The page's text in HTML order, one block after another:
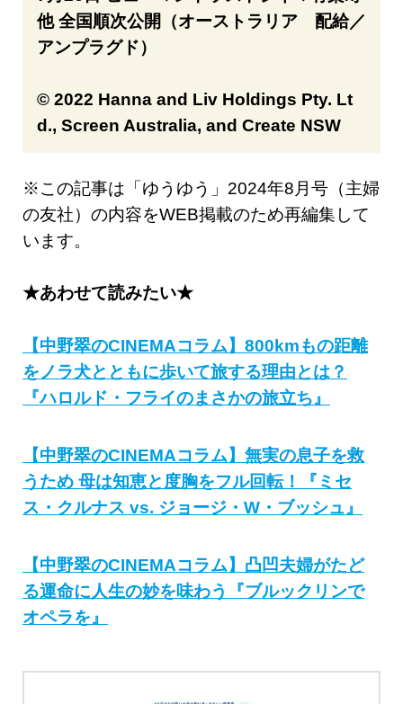
他 全国順次公開（オーストラリア 配給／
アンプラグド）
© 2022 Hanna and Liv Holdings Pty. Lt
d., Screen Australia, and Create NSW
※この記事は「ゆうゆう」2024年8月号（主婦
の友社）の内容をWEB掲載のため再編集して
います。
★あわせて読みたい★
【中野翠のCINEMAコラム】800kmもの距離
をノラ犬とともに歩いて旅する理由とは？
『ハロルド・フライのまさかの旅立ち』
【中野翠のCINEMAコラム】無実の息子を救
うため 母は知恵と度胸をフル回転！『ミセ
ス・クルナス vs. ジョージ・W・ブッシュ』
【中野翠のCINEMAコラム】凸凹夫婦がたど
る運命に人生の妙を味わう『ブルックリンで
オペラを』